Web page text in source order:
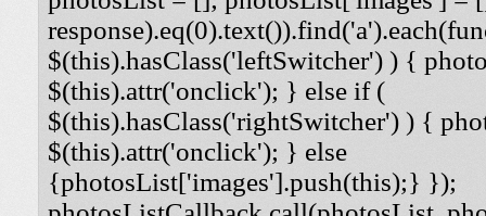
$(this).hasClass('leftSwitcher') ) {
$(this).attr('onclick'); } else if (
$(this).hasClass('rightSwitcher') ) {
$(this).attr('onclick'); } else
{photosList['images'].push(this);} });